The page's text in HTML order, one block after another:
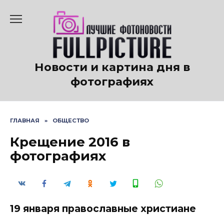
содержанию
Новости и картина дня в
фотографиях
ГЛАВНАЯ » ОБЩЕСТВО
Крещение 2016 в
фотографиях
19 января православные христиане